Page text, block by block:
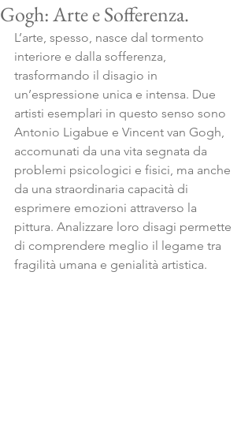
Gogh: Arte e Sofferenza.
L’arte, spesso, nasce dal tormento
interiore e dalla sofferenza,
trasformando il disagio in
un’espressione unica e intensa. Due
artisti esemplari in questo senso sono
Antonio Ligabue e Vincent van Gogh,
accomunati da una vita segnata da
problemi psicologici e fisici, ma anche
da una straordinaria capacità di
esprimere emozioni attraverso la
pittura. Analizzare loro disagi permette
di comprendere meglio il legame tra
fragilità umana e genialità artistica.